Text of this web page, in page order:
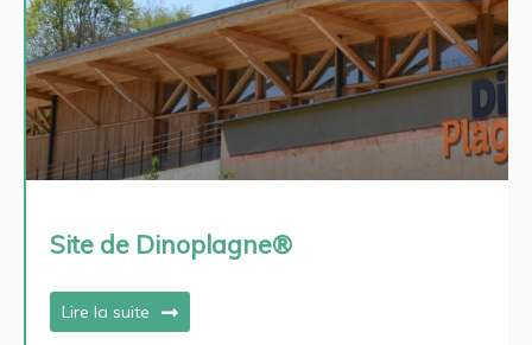
Site de Dinoplagne®
Lire la suite